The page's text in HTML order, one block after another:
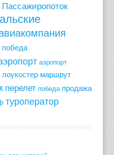
Пассажиропоток
победа
аэропорт
лоукостер маршрут
перелет победа продажа
туроператор